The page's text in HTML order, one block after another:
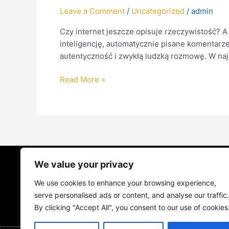
We value your privacy
We use cookies to enhance your browsing experience,
serve personalised ads or content, and analyse our traffic.
By clicking "Accept All", you consent to our use of cookies.
Leave a Comment / Uncategorized / admin
Czy internet jeszcze opisuje rzeczywistość?
inteligencję, automatycznie pisane
autentyczność i zwykłą ludzką rozmowę. W
od
POSŁUCHAJ
PODCASTU.
Read More »
STRONA GŁÓWNA
MUZYKA I KONCERTY KONTAKT